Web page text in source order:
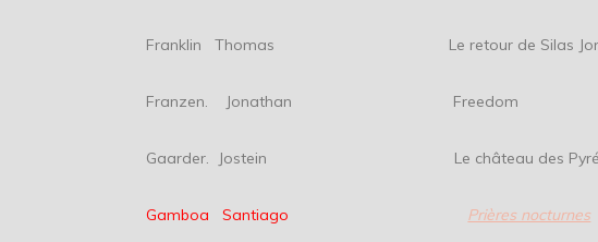
Franklin Thomas Le retour de Silas
Franzen. Jonathan Freedom
Gaarder. Jostein Le château des
Gamboa Santiago Prières nocturnes